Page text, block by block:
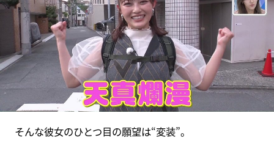
そんな彼女のひとつ目の願望は“変装”。